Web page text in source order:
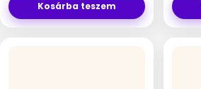
Kosárba teszem